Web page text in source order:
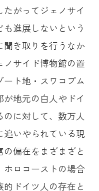
がってジェノサイ
進展しないという
き取りを行うなか
ノサイド博物館の置
ト地・スワコプム
地元の白人やドイ
に対して、数万人
追いやられている現
偏在をまざまざと
ホロコーストの場合
ドイツ人の存在と